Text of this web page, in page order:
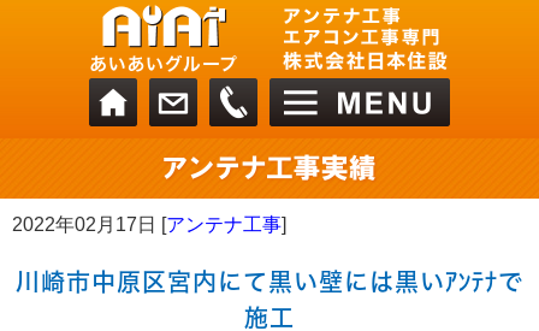
2022年02月17日 [アンテナ工事]
川崎市中原区宮内にて黒い壁には黒いｱﾝﾃﾅで
施工